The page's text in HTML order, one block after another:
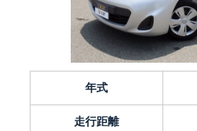
年式
走行距離